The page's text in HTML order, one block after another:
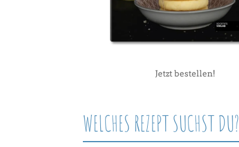
Jetzt bestellen!
WELCHES REZEPT SUCHST DU?